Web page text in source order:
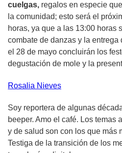
cuelgas, regalos en especie
la comunidad; esto será el
horas, ya que a las 13:00 horas
combate de danzas y la entrega
el 28 de mayo concluirán los
degustación de mole y la
Rosalia Nieves
Soy reportera de algunas
beeper. Amo el café. Los temas
y de salud son con los que más
Testiga de la transición de los